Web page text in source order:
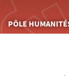
Vous
êtes
PÔLE